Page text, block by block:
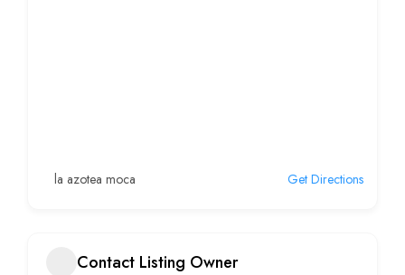
la azotea moca Get Directions
Contact Listing Owner